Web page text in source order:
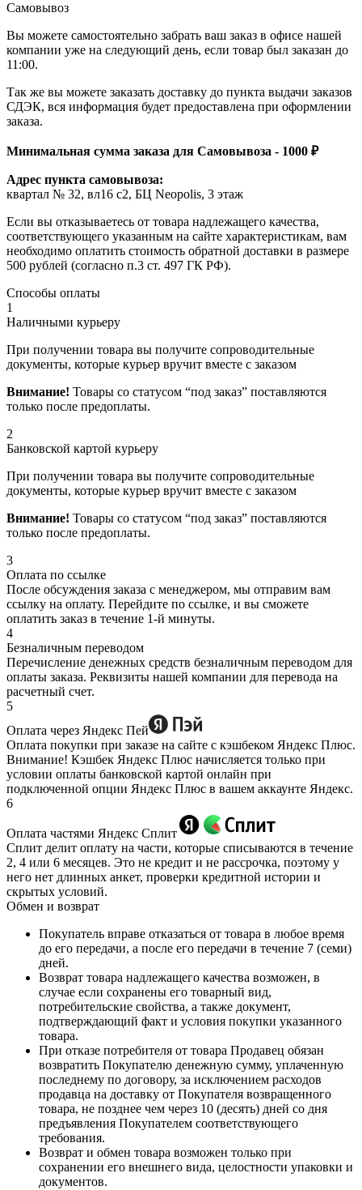
Самовывоз
Вы можете самостоятельно забрать ваш заказ в офисе нашей
компании уже на следующий день, если товар был заказан до
11:00.
Так же вы можете заказать доставку до пункта выдачи заказов
СДЭК, вся информация будет предоставлена при оформлении
заказа.
Минимальная сумма заказа для Самовывоза - 1000 ₽
Адрес пункта самовывоза:
квартал № 32, вл16 с2, БЦ Neopolis, 3 этаж
Если вы отказываетесь от товара надлежащего качества,
соответствующего указанным на сайте характеристикам, вам
необходимо оплатить стоимость обратной доставки в размере
500 рублей (согласно п.3 ст. 497 ГК РФ).
Способы оплаты
1
Наличными курьеру
При получении товара вы получите сопроводительные
документы, которые курьер вручит вместе с заказом
Внимание! Товары со статусом “под заказ” поставляются
только после предоплаты.
2
Банковской картой курьеру
При получении товара вы получите сопроводительные
документы, которые курьер вручит вместе с заказом
Внимание! Товары со статусом “под заказ” поставляются
только после предоплаты.
3
Оплата по ссылке
После обсуждения заказа с менеджером, мы отправим вам
ссылку на оплату. Перейдите по ссылке, и вы сможете
оплатить заказ в течение 1-й минуты.
4
Безналичным переводом
Перечисление денежных средств безналичным переводом для
оплаты заказа. Реквизиты нашей компании для перевода на
расчетный счет.
5
Оплата через Яндекс Пей
Оплата покупки при заказе на сайте с кэшбеком Яндекс Плюс.
Внимание! Кэшбек Яндекс Плюс начисляется только при
условии оплаты банковской картой онлайн при
подключенной опции Яндекс Плюс в вашем аккаунте Яндекс.
6
Оплата частями Яндекс Сплит
Сплит делит оплату на части, которые списываются в течение
2, 4 или 6 месяцев. Это не кредит и не рассрочка, поэтому у
него нет длинных анкет, проверки кредитной истории и
скрытых условий.
Обмен и возврат
Покупатель вправе отказаться от товара в любое время
до его передачи, а после его передачи в течение 7 (семи)
дней.
Возврат товара надлежащего качества возможен, в
случае если сохранены его товарный вид,
потребительские свойства, а также документ,
подтверждающий факт и условия покупки указанного
товара.
При отказе потребителя от товара Продавец обязан
возвратить Покупателю денежную сумму, уплаченную
последнему по договору, за исключением расходов
продавца на доставку от Покупателя возвращенного
товара, не позднее чем через 10 (десять) дней со дня
предъявления Покупателем соответствующего
требования.
Возврат и обмен товара возможен только при
сохранении его внешнего вида, целостности упаковки и
документов.